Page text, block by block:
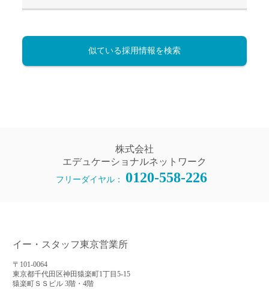
似ている採用情報を検索
株式会社
エデュケーショナルネットワーク
フリーダイヤル： 0120-558-226
イー・スタッフ東京営業所
〒101-0064
東京都千代田区神田猿楽町1丁目5-15
猿楽町ＳＳビル 3階・4階